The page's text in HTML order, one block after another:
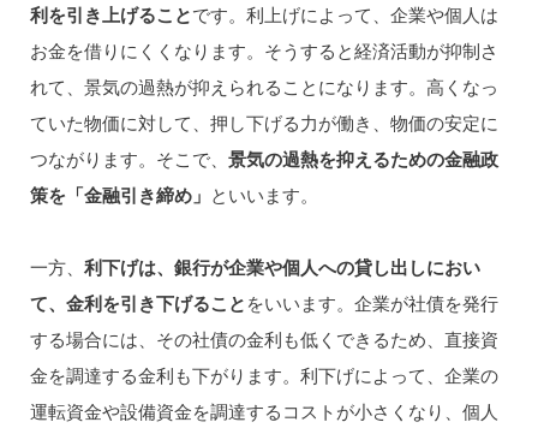
利を引き上げることです。利上げによって、企業や個人は
お金を借りにくくなります。そうすると経済活動が抑制さ
れて、景気の過熱が抑えられることになります。高くなっ
ていた物価に対して、押し下げる力が働き、物価の安定に
つながります。そこで、 景気の過熱を抑えるための金融政
策を「金融引き締め」 といいます。
一方、 利下げは、銀行が企業や個人への貸し出しにおい
て、金利を引き下げること をいいます。企業が社債を発行
する場合には、その社債の金利も低くできるため、直接資
金を調達する金利も下がります。利下げによって、企業の
運転資金や設備資金を調達するコストが小さくなり、個人